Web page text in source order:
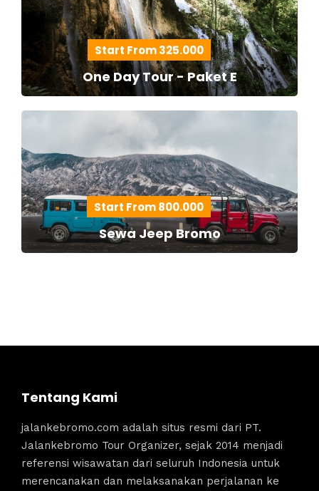
Start From 325.000
One Day Tour - Paket E
Start From 800.000
Sewa Jeep Bromo
Tentang Kami
jalankebromo.com adalah situs resmi dari PT.
Jalankebromo Tour Organizer, sejak 2014 menjadi
referensi wisawatan dari seluruh Indonesia untuk
merencanakan dan melaksanakan perjalanan ke